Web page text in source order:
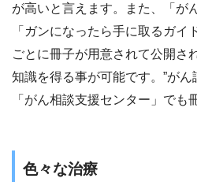
が高いと言えます。また、「が
「ガンになったら手に取るガ
ごとに冊子が用意されて公開さ
知識を得る事が可能です。”がん
「がん相談支援センター」でも
色々な治療